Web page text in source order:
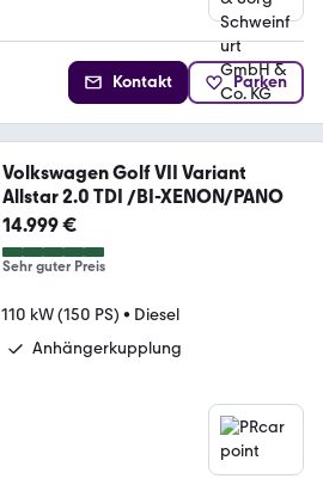
Kontakt Parken
Volkswagen Golf VII Variant
Allstar 2.0 TDI /BI-XENON/PANO
14.999 €
Sehr guter Preis
110 kW (150 PS) • Diesel
Anhängerkupplung